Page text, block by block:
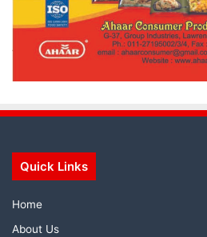
Quick Links
Home
About Us